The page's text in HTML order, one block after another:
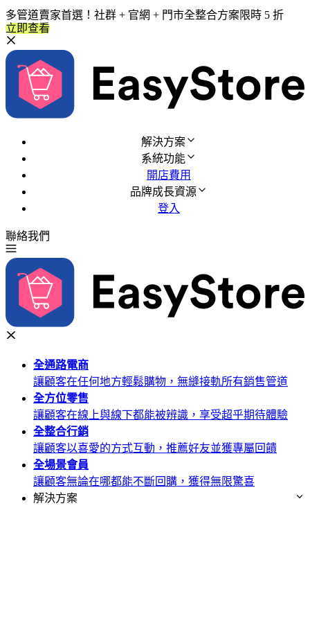
多管道賣家首選！社群 + 官網 + 門市全整合方案限時 5 折
立即查看
解決方案
系統功能
開店費用
品牌成長資源
登入
聯絡我們
全通路電商
讓顧客在任何地方輕鬆購物，無縫接軌所有銷售管道
全方位零售
讓顧客在線上與線下都能被辨識，享受超乎期待體驗
全整合行銷
讓顧客以喜愛的方式互動，推薦好友並獲專屬回饋
全場景會員
讓顧客無論在哪都能不斷回購，獲得無限驚喜
解決方案